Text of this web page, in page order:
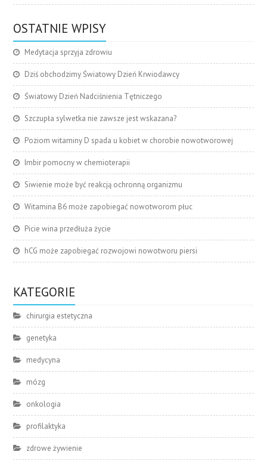
OSTATNIE WPISY
Medytacja sprzyja zdrowiu
Dziś obchodzimy Światowy Dzień Krwiodawcy
Światowy Dzień Nadciśnienia Tętniczego
Szczupła sylwetka nie zawsze jest wskazana?
Poziom witaminy D spada u kobiet w chorobie nowotworowej
Imbir pomocny w chemioterapii
Siwienie może być reakcją ochronną organizmu
Witamina B6 może zapobiegać nowotworom płuc
Picie wina przedłuża życie
hCG może zapobiegać rozwojowi nowotworu piersi
KATEGORIE
chirurgia estetyczna
genetyka
medycyna
mózg
onkologia
profilaktyka
zdrowe żywienie